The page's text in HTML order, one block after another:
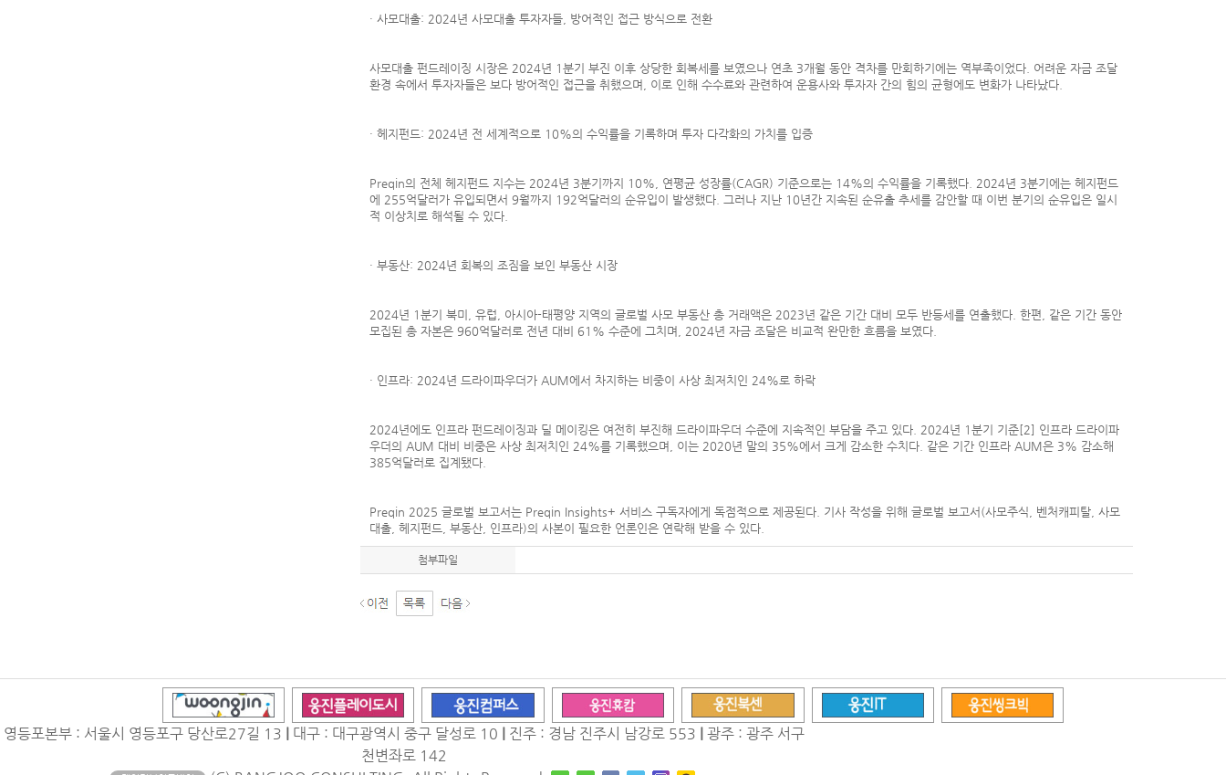
· 사모대출: 2024년 사모대출 투자자들, 방어적인 접근 방식으로 전환
사모대출 펀드레이징 시장은 2024년 1분기 부진 이후 상당한 회복세를 보였으나 연초 3개월 동안 격차를 만회하기에는 역부족이었다. 어려운 자금 조달
환경 속에서 투자자들은 보다 방어적인 접근을 취했으며, 이로 인해 수수료와 관련하여 운용사와 투자자 간의 힘의 균형에도 변화가 나타났다.
· 헤지펀드: 2024년 전 세계적으로 10%의 수익률을 기록하며 투자 다각화의 가치를 입증
Preqin의 전체 헤지펀드 지수는 2024년 3분기까지 10%, 연평균 성장률(CAGR) 기준으로는 14%의 수익률을 기록했다. 2024년 3분기에는 헤지펀드
에 255억달러가 유입되면서 9월까지 192억달러의 순유입이 발생했다. 그러나 지난 10년간 지속된 순유출 추세를 감안할 때 이번 분기의 순유입은 일시
적 이상치로 해석될 수 있다.
· 부동산: 2024년 회복의 조짐을 보인 부동산 시장
2024년 1분기 북미, 유럽, 아시아-태평양 지역의 글로벌 사모 부동산 총 거래액은 2023년 같은 기간 대비 모두 반등세를 연출했다. 한편, 같은 기간 동안
모집된 총 자본은 960억달러로 전년 대비 61% 수준에 그치며, 2024년 자금 조달은 비교적 완만한 흐름을 보였다.
· 인프라: 2024년 드라이파우더가 AUM에서 차지하는 비중이 사상 최저치인 24%로 하락
2024년에도 인프라 펀드레이징과 딜 메이킹은 여전히 부진해 드라이파우더 수준에 지속적인 부담을 주고 있다. 2024년 1분기 기준[2] 인프라 드라이파
우더의 AUM 대비 비중은 사상 최저치인 24%를 기록했으며, 이는 2020년 말의 35%에서 크게 감소한 수치다. 같은 기간 인프라 AUM은 3% 감소해
385억달러로 집계됐다.
Preqin 2025 글로벌 보고서는 Preqin Insights+ 서비스 구독자에게 독점적으로 제공된다. 기사 작성을 위해 글로벌 보고서(사모주식, 벤처캐피탈, 사모
대출, 헤지펀드, 부동산, 인프라)의 사본이 필요한 언론인은 연락해 받을 수 있다.
첨부파일
영등포본부 : 서울시 영등포구 당산로27길 13 | 대구 : 대구광역시 중구 달성로 10 | 진주 : 경남 진주시 남강로 553 | 광주 : 광주 서구
천변좌로 142